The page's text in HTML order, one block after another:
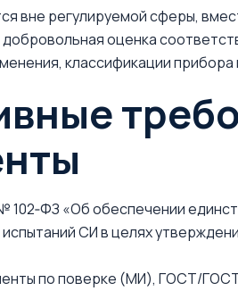
вне регулируемой сферы,
оценка
классификации
102‑ФЗ «Об обеспечении
СИ в целях
по поверке (МИ), ГОСТ/